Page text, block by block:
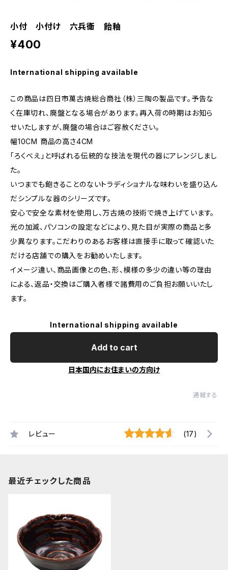
小付 小付け 六兵衛 飴釉
¥400
International shipping available
この商品は四日市萬古焼総合商社（株）三陶の製品です。予告な
く在庫切れ、廃盤となる場合があります。再入荷の時期はお知ら
せいたしますが、廃盤の場合はご容赦ください。
幅10CM 商品の高さ4CM
「ろくべえ」と呼ばれる伝統的な技法を現代の器にアレンジしまし
た。
いつまでも飽きることのないトラディショナルな味わいを盛り込ん
だシンプルな器のシリーズです。
安心で安全な素材を使用し、万古焼の技術で焼き上げています。
光の加減、パソコンの設定などにより、見た目が実際の商品と多
少異なります。こだわりのあるお客様は直接手に取って確認いた
だける店舗での購入をお勧めいたします。
イメージ違い、商品画像との色、形、模様の多少の違い等の理由
による、返品・交換はご購入者様で諸費用のご負担お願いいたし
ます。
International shipping available
Add to cart
日本国内にお住まいの方向け
通報する
レビュー (17)
最近チェックした商品